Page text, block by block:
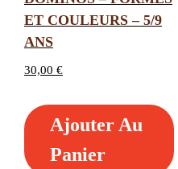
ET COULEURS – 5/9
ANS
30,00 €
Ajouter Au
Panier